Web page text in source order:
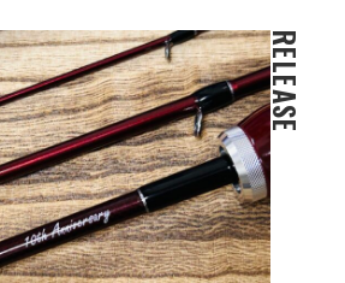
RELEASE